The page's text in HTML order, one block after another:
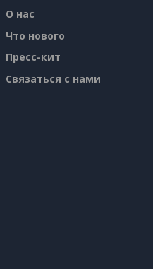
О нас
Что нового
Пресс-кит
Связаться с нами